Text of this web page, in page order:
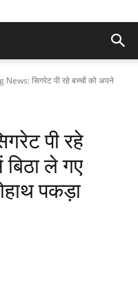
News: सिगरेट पी रहे बच्चों को अपने
पी रहे
ले गए
पकड़ा